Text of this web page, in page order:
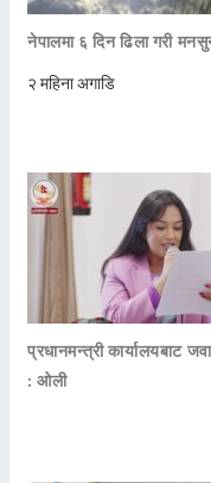
नेपालमा ६ दिन ढिला गरी
२ महिना अगाडि
प्रधानमन्त्री कार्यालयबाट
: ओली